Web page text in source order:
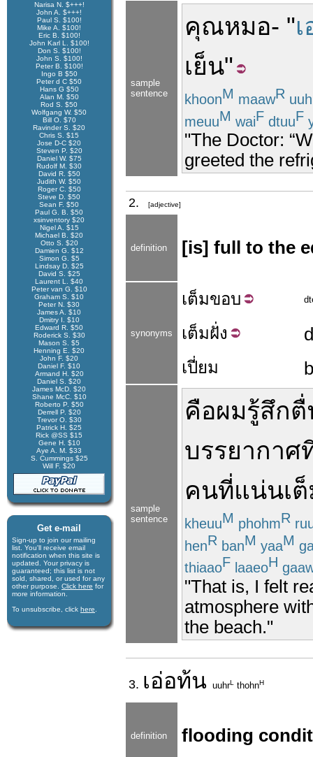
Narisa N. $+++!
John A. $+++!
Paul S. $100!
Mike A. $100!
Eric B. $100!
John Karl L. $100!
Don S. $100!
John S. $100!
Peter B. $100!
Ingo B $50
Peter d C $50
Hans G $50
Alan M. $50
Rod S. $50
Wolfgang W. $50
Bill O. $70
Ravinder S. $20
Chris S. $15
Jose D-C $20
Steven P. $20
Daniel W. $75
Rudolf M. $30
David R. $50
Judith W. $50
Roger C. $50
Steve D. $50
Sean F. $50
Paul G. B. $50
xsinventory $20
Nigel A. $15
Michael B. $20
Otto S. $20
Damien G. $12
Simon G. $5
Lindsay D. $25
David S. $25
Laurent L. $40
Peter van G. $10
Graham S. $10
Peter N. $30
James A. $10
Dmitry I. $10
Edward R. $50
Roderick S. $30
Mason S. $5
Henning E. $20
John F. $20
Daniel F. $10
Armand H. $20
Daniel S. $20
James McD. $20
Shane McC. $10
Roberto P. $50
Derrell P. $20
Trevor O. $30
Patrick H. $25
Rick @SS $15
Gene H. $10
Aye A. M. $33
S. Cummings $25
Will F. $20
Get e-mail
Sign-up to join our mail­ing
list. You'll receive e­mail
notification when this site is
updated. Your privacy is
guaran­teed; this list is not
sold, shared, or used for any
other purpose. Click here for
more infor­mation.
To unsubscribe, click here
sample
sentence
คุณหมอ- "
เย็น"
khoonM maawR
meuuM waiF dtuuF
"The Doctor:
greeted the
2. [adjective]
definition [is] full to the
synonyms
เต็มขอบ
เต็มฝั่ง
เปี่ยม
sample
sentence
คือผมรู้สึกตื่
บรรยากาศ
คนที่แน่นเ
kheuuM phohmR
henR banM yaaM
thiaaoF laaeoH
"That is, I felt
atmosphere
the beach."
3. เอ่อท้น uuhrL thohnH
definition flooding